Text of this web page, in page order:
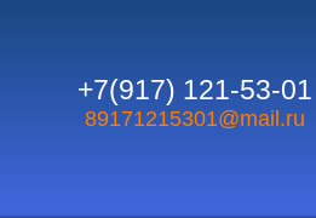
+7(917) 121-53-01
89171215301@mail.ru